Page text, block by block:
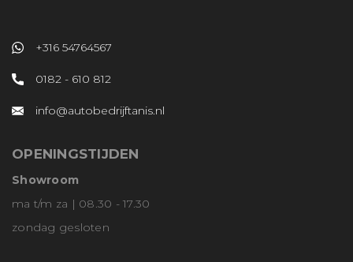
+316 54764567
0182 - 610 812
info@autobedrijftanis.nl
OPENINGSTIJDEN
Showroom
ma t/m za | 08.30 - 17.30
zondag gesloten